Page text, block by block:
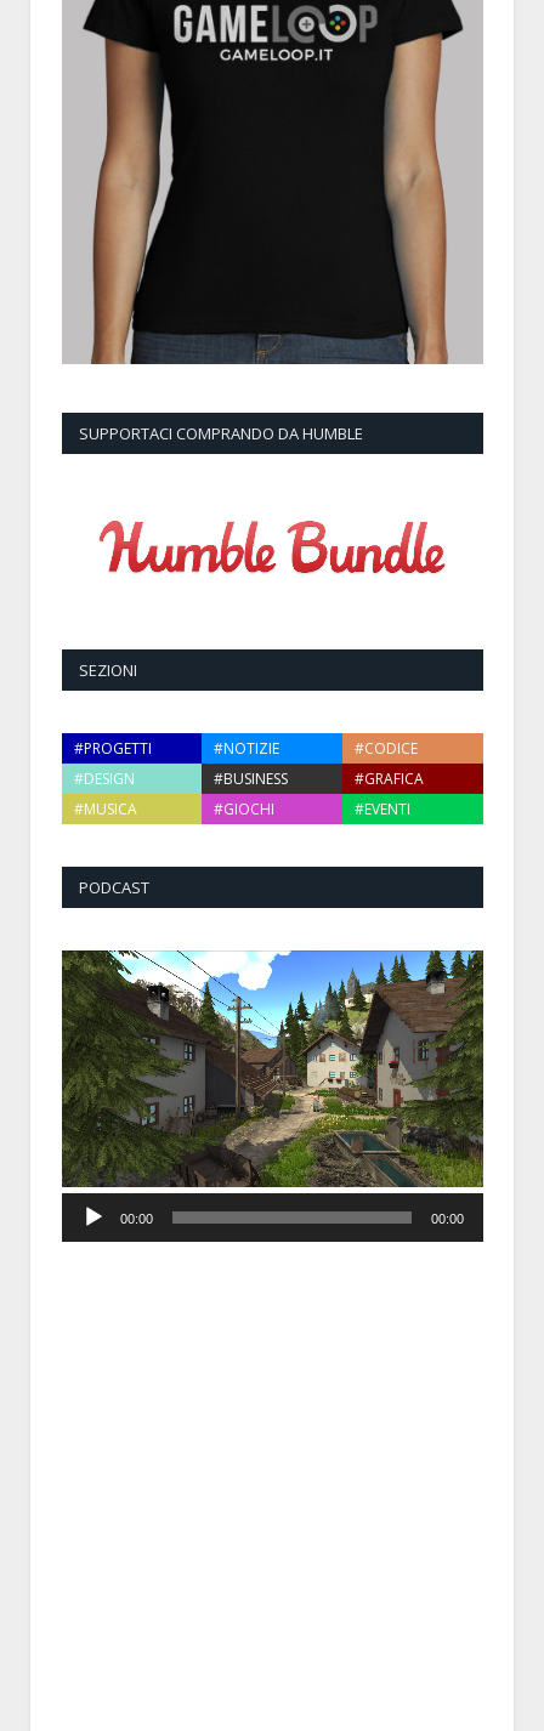
SUPPORTACI COMPRANDO DA HUMBLE
SEZIONI
#PROGETTI #NOTIZIE
#CODICE
#DESIGN
#BUSINESS
#GRAFICA
#MUSICA
#GIOCHI #EVENTI
PODCAST
Player
00:00 00:00